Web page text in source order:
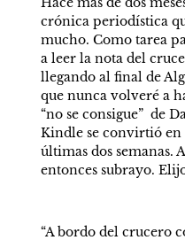
crónica periodística
mucho. Como tarea
a leer la nota del
llegando al final de
que nunca volveré a
“no se consigue”  de
Kindle se convirtió en
últimas dos semanas.
entonces subrayo.
“A bordo del crucero